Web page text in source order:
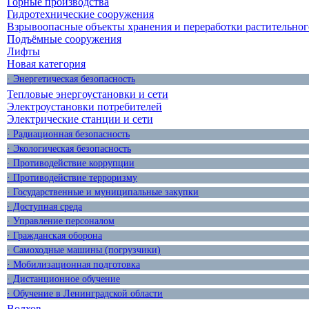
Гидротехнические сооружения
Взрывоопасные объекты хранения и переработки
Подъёмные сооружения
Лифты
Новая категория
· Энергетическая безопасность
Тепловые энергоустановки и сети
Электроустановки потребителей
Электрические станции и сети
· Радиационная безопасность
· Экологическая безопасность
· Противодействие коррупции
· Противодействие терроризму
· Государственные и муниципальные закупки
· Доступная среда
· Управление персоналом
· Гражданская оборона
· Самоходные машины (погрузчики)
· Мобилизационная подготовка
· Дистанционное обучение
· Обучение в Ленинградской области